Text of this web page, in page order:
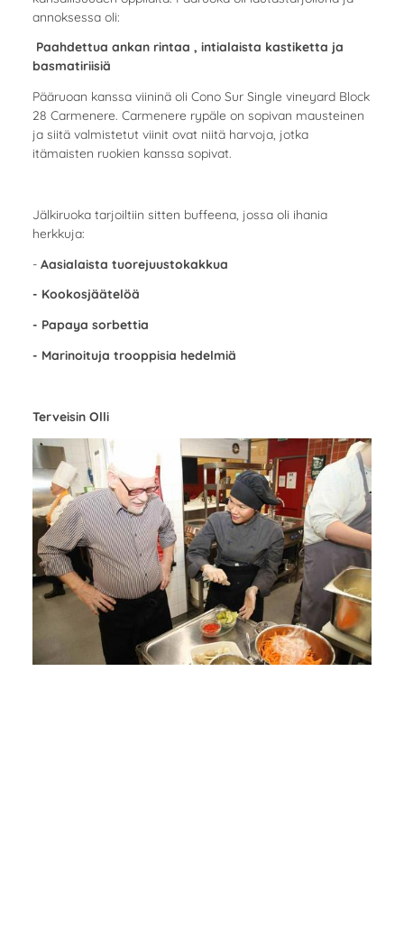
annoksessa oli:
Paahdettua ankan rintaa , intialaista kastiketta ja
basmatiriisiä
Pääruoan kanssa viininä oli Cono Sur Single vineyard Block
28 Carmenere. Carmenere rypäle on sopivan mausteinen
ja siitä valmistetut viinit ovat niitä harvoja, jotka
itämaisten ruokien kanssa sopivat.
Jälkiruoka tarjoiltiin sitten buffeena, jossa oli ihania
herkkuja:
- Aasialaista tuorejuustokakkua
- Kookosjäätelöä
- Papaya sorbettia
- Marinoituja trooppisia hedelmiä
Terveisin Olli